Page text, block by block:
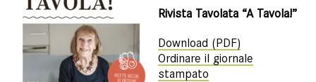
Rivista Tavolata “A Tavola!”
Download (PDF)
Ordinare il giornale
stampato